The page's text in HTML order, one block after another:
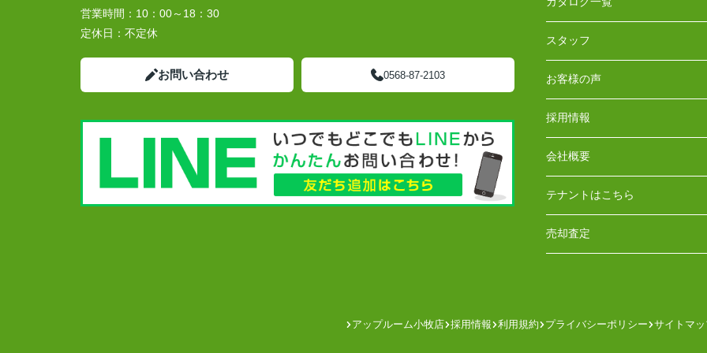
営業時間： 10：00～18：30
定休日： 不定休
お問い合わせ 0568-87-2103
スタッフ
お客様の声
採用情報
会社概要
テナントはこちら
売却査定
アップルーム小牧店 採用情報 利用規約 プライバシーポリシー サイトマッ